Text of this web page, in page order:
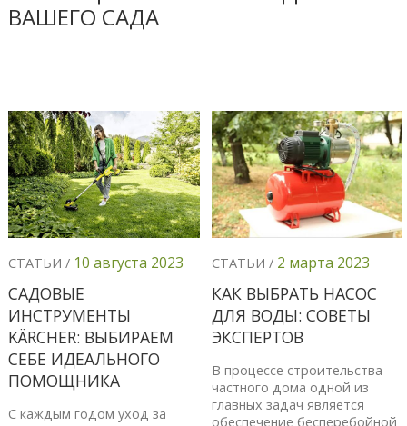
ВАШЕГО САДА
СТАТЬИ / 10 августа 2023
САДОВЫЕ
ИНСТРУМЕНТЫ
KÄRCHER: ВЫБИРАЕМ
СЕБЕ ИДЕАЛЬНОГО
ПОМОЩНИКА
С каждым годом уход за
СТАТЬИ / 2 марта 2023
КАК ВЫБРАТЬ НАСОС
ДЛЯ ВОДЫ: СОВЕТЫ
ЭКСПЕРТОВ
В процессе строительства
частного дома одной из
главных задач является
обеспечение бесперебойной